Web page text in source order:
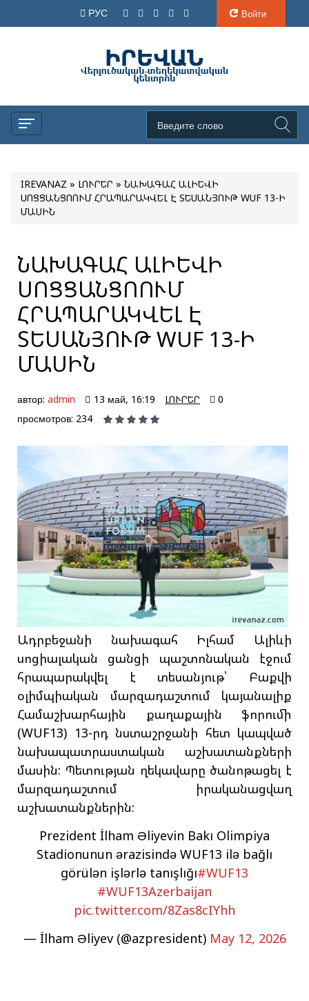
РУС Войти
IREVANAZ » ԼՈՒՐԵՐ » ՆԱԽԱԳԱՀ ԱԼԻԵՎԻ
ՍՈՑՑԱՆՑՈՈՒՄ ՀՐԱՊԱՐԱԿՎԵԼ Է ՏԵՍԱՆՅՈՒԹ WUF 13-Ի
ՄԱՍԻՆ
ՆԱԽԱԳԱՀ ԱԼԻԵՎԻ
ՍՈՑՑԱՆՑՈՈՒՄ
ՀՐԱՊԱՐԱԿՎԵԼ Է
ՏԵՍԱՆՅՈՒԹ WUF 13-Ի
ՄԱՍԻՆ
автор: admin 13 май, 16:19 ԼՈՒՐԵՐ
0
просмотров: 234
Ադրբեջանի նախագահ Իլհամ Ալիևի
սոցիալական ցանցի պաշտոնական էջում
հրապարակվել է տեսանյութ՝ Բաքվի
օլիմպիական մարզադաշտում կայանալիք
Համաշխարհային քաղաքային ֆորումի
(WUF13) 13-րդ նստաշրջանի հետ կապված
նախապատրաստական աշխատանքների
մասին: Պետության ղեկավարը ծանոթացել է
մարզադաշտում իրականացվաղ
աշխատանքներին:
Prezident İlham Əliyevin Bakı Olimpiya
Stadionunun ərazisində WUF13 ilə bağlı
görülən işlərlə tanışlığı#WUF13
#WUF13Azerbaijan
pic.twitter.com/8Zas8cIYhh
— İlham Əliyev (@azpresident) May 12, 2026